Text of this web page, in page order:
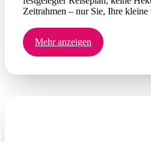
Zeitrahmen – nur Sie, Ihre kleine
Ihrem eigenen Tempo. Besuchen
Attraktionen – Uluru/Kata Tjuta,
MacDonnell Ranges – und
Gap und die East MacDonnell
Mehr anzeigen